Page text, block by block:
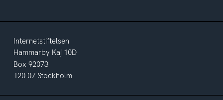
Internetstiftelsen
Hammarby Kaj 10D
Box 92073
120 07 Stockholm